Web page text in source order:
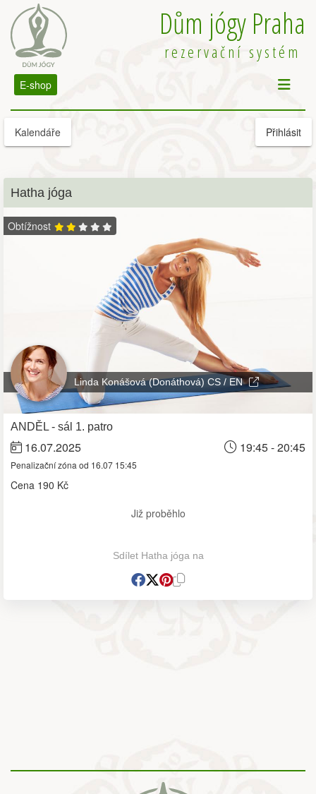
Dům jógy Praha
rezervační systém
E-shop
Kalendáře Přihlásit
Hatha jóga
Obtížnost
Linda Konášová (Donáthová) CS / EN
ANDĚL - sál 1. patro
16.07.2025 19:45 - 20:45
Penalizační zóna od 16.07 15:45
Cena 190 Kč
Již proběhlo
Sdílet Hatha jóga na